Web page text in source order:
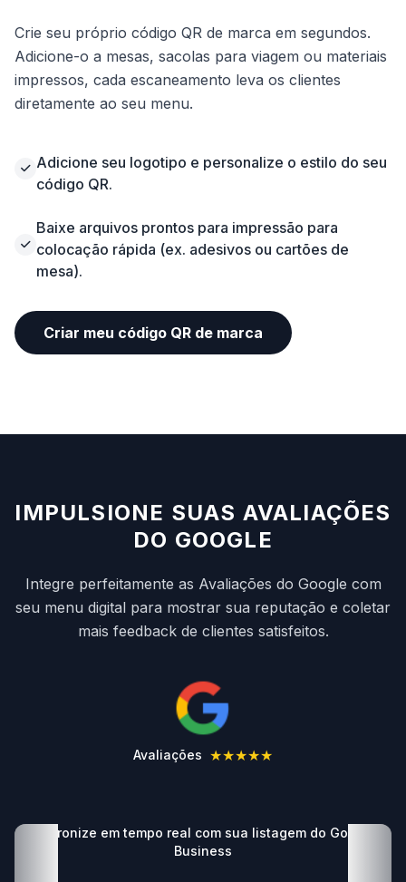
Crie seu próprio código QR de marca em segundos.
Adicione-o a mesas, sacolas para viagem ou materiais
impressos, cada escaneamento leva os clientes
diretamente ao seu menu.
Adicione seu logotipo e personalize o estilo do seu
código QR.
Baixe arquivos prontos para impressão para
colocação rápida (ex. adesivos ou cartões de
mesa).
Criar meu código QR de marca
IMPULSIONE SUAS AVALIAÇÕES
DO GOOGLE
Integre perfeitamente as Avaliações do Google com
seu menu digital para mostrar sua reputação e coletar
mais feedback de clientes satisfeitos.
Avaliações ★★★★★
Sincronize em tempo real com sua listagem do Google
Business